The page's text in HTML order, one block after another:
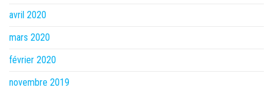
avril 2020
mars 2020
février 2020
novembre 2019